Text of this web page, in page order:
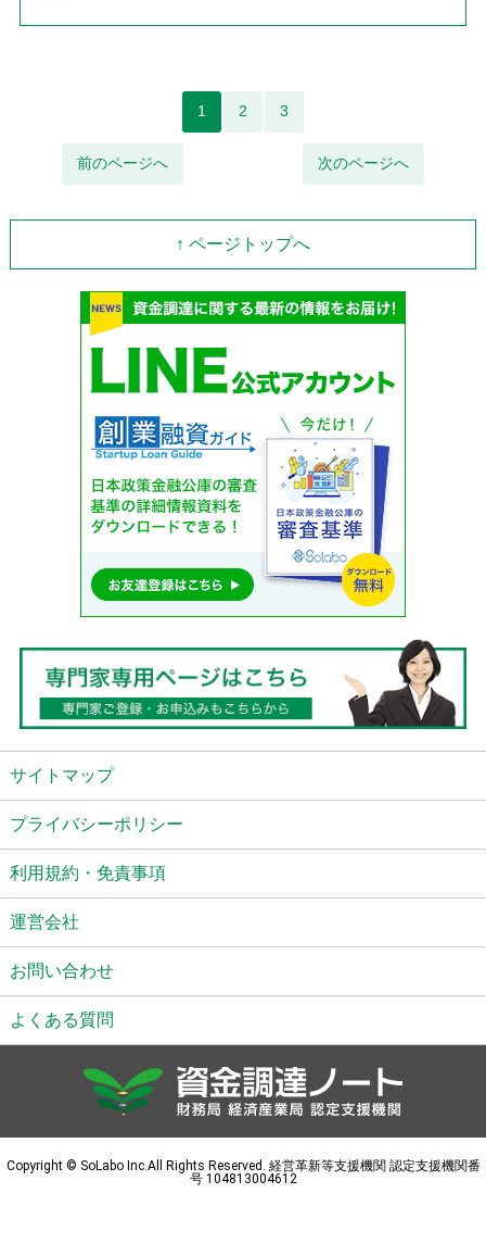
前のページへ
1 2 3
次のページへ
↑ ページトップへ
サイトマップ
プライバシーポリシー
利用規約・免責事項
運営会社
お問い合わせ
よくある質問
Copyright © SoLabo Inc.All Rights Reserved. 経営革新等支援機関 認定支援機関番
号 104813004612